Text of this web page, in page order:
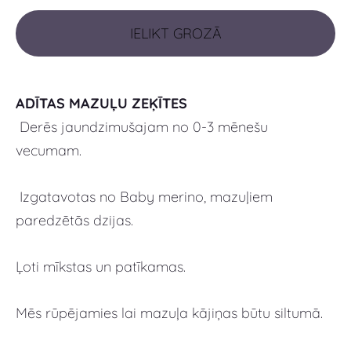
IELIKT GROZĀ
ADĪTAS MAZUĻU ZEĶĪTES
Derēs jaundzimušajam no 0-3 mēnešu
vecumam.
Izgatavotas no Baby merino, mazuļiem
paredzētās dzijas.
Ļoti mīkstas un patīkamas.
Mēs rūpējamies lai mazuļa kājiņas būtu siltumā.